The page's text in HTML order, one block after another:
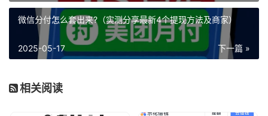
微信分付怎么套出来?（实测分享最新4个提现方法及商家）
下一篇 »
2025-05-17
相关阅读